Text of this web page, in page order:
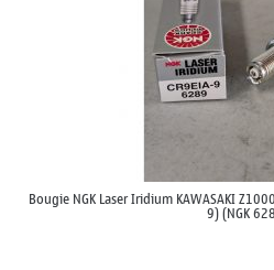
Bougie NGK Laser Iridium KAWASAKI
9) (NGK